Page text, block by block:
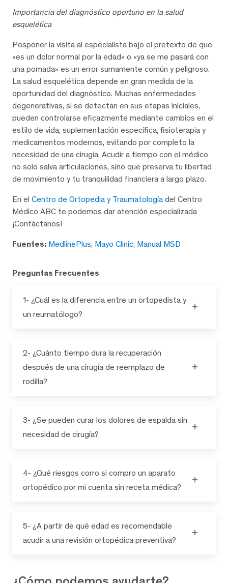
Importancia del diagnóstico oportuno en la salud
esquelética
Posponer la visita al especialista bajo el pretexto de que
«es un dolor normal por la edad» o «ya se me pasará con
una pomada» es un error sumamente común y peligroso.
La salud esquelética depende en gran medida de la
oportunidad del diagnóstico. Muchas enfermedades
degenerativas, si se detectan en sus etapas iniciales,
pueden controlarse eficazmente mediante cambios en el
estilo de vida, suplementación específica, fisioterapia y
medicamentos modernos, evitando por completo la
necesidad de una cirugía. Acudir a tiempo con el médico
no solo salva articulaciones, sino que preserva tu libertad
de movimiento y tu tranquilidad financiera a largo plazo.
En el Centro de Ortopedia y Traumatología del Centro
Médico ABC te podemos dar atención especializada
¡Contáctanos!
Fuentes: MedlinePlus, Mayo Clinic, Manual MSD
Preguntas Frecuentes
1- ¿Cuál es la diferencia entre un ortopedista y
un reumatólogo?
2- ¿Cuánto tiempo dura la recuperación
después de una cirugía de reemplazo de
rodilla?
3- ¿Se pueden curar los dolores de espalda sin
necesidad de cirugía?
4- ¿Qué riesgos corro si compro un aparato
ortopédico por mi cuenta sin receta médica?
5- ¿A partir de qué edad es recomendable
acudir a una revisión ortopédica preventiva?